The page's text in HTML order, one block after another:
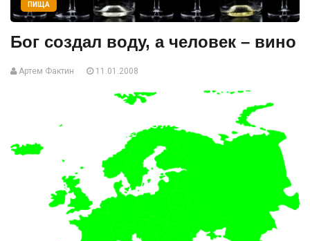
ПИЩА
Бог создал воду, а человек – вино
Артем Фактин 11.01.2008